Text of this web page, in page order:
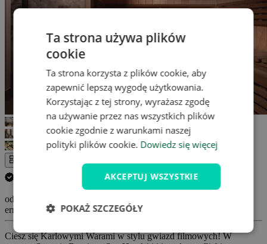
Anuluj swój pobyt GRATIS.(Więcej informacji
od 1 610 Zł
errors_loading_failed
Ciesz się Karlowymi Warami w stylu gwiazd filmowych! W
Ta strona używa plików
cookie
Ta strona korzysta z plików cookie, aby
zapewnić lepszą wygodę użytkowania.
Korzystając z tej strony, wyrażasz zgodę
na używanie przez nas wszystkich plików
cookie zgodnie z warunkami naszej
polityki plików cookie. Dowiedz się więcej
AKCEPTUJ WSZYSTKIE
POKAŻ SZCZEGÓŁY